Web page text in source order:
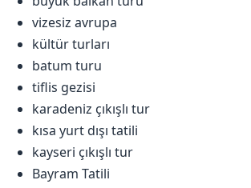
vizesiz avrupa
kültür turları
batum turu
tiflis gezisi
karadeniz çıkışlı tur
kısa yurt dışı tatili
kayseri çıkışlı tur
Bayram Tatili